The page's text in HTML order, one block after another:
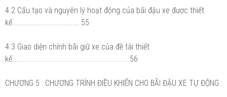
4.2 Cấu tạo và nguyên lý hoạt động của bãi đậu xe được thiết
kế................................. 55
4.3 Giao diện chính bãi giữ xe của đề tài thiết
kế......................................................... 56
CHƯƠNG 5 : CHƯƠNG TRÌNH ĐIỀU KHIỂN CHO BÃI ĐẬU XE TỰ ĐỘNG